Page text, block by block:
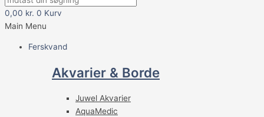
0,00 kr. 0 Kurv
Main Menu
Ferskvand
Akvarier & Borde
Juwel Akvarier
AquaMedic